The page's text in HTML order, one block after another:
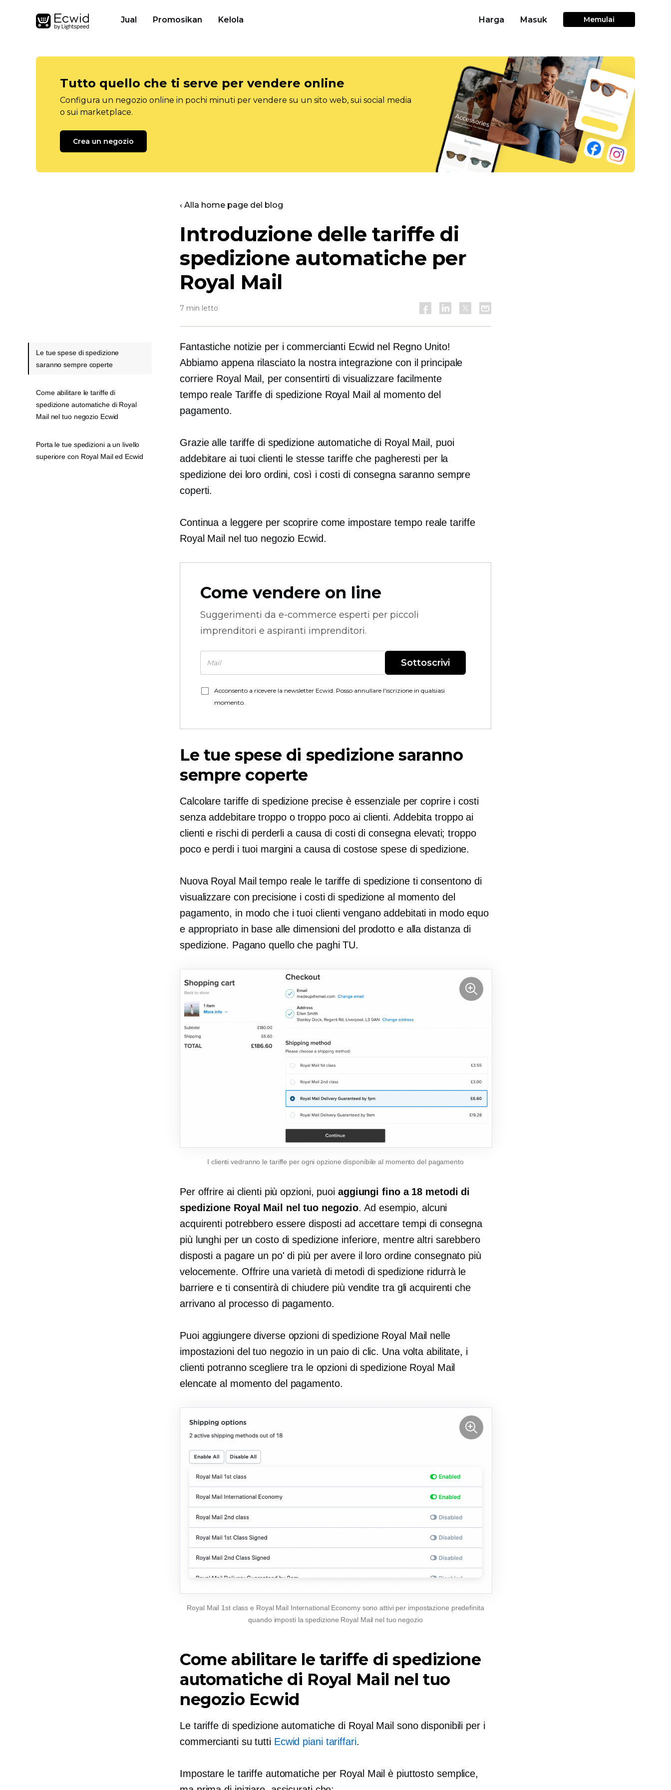
Jual Promosikan Kelola Harga Masuk Memulai
Tutto quello che ti serve per vendere online
Configura un negozio online in pochi minuti per vendere su un sito web, sui social media
o sui marketplace.
Crea un negozio
‹ Alla home page del blog
Introduzione delle tariffe di
spedizione automatiche per
Royal Mail
7 min letto
Fantastiche notizie per i commercianti Ecwid nel Regno Unito!
Abbiamo appena rilasciato la nostra integrazione con il principale
corriere Royal Mail, per consentirti di visualizzare facilmente
tempo realeTariffe di spedizione Royal Mail al momento del
pagamento.
Grazie alle tariffe di spedizione automatiche di Royal Mail, puoi
addebitare ai tuoi clienti le stesse tariffe che pagheresti per la
spedizione dei loro ordini, così i costi di consegna saranno sempre
coperti.
Continua a leggere per scoprire come impostaretempo reale tariffe
Royal Mail nel tuo negozio Ecwid.
Come vendere on line
Suggerimenti da e-commerce esperti per piccoli
imprenditori e aspiranti imprenditori.
Sottoscrivi
Acconsento a ricevere la newsletter Ecwid. Posso annullare l'iscrizione in qualsiasi
momento.
Le tue spese di spedizione saranno
sempre coperte
Calcolare tariffe di spedizione precise è essenziale per coprire i costi
senza addebitare troppo o troppo poco ai clienti. Addebita troppo ai
clienti e rischi di perderli a causa di costi di consegna elevati; troppo
poco e perdi i tuoi margini a causa di costose spese di spedizione.
Nuova Royal Mailtempo reale le tariffe di spedizione ti consentono di
visualizzare con precisione i costi di spedizione al momento del
pagamento, in modo che i tuoi clienti vengano addebitati in modo equo
e appropriato in base alle dimensioni del prodotto e alla distanza di
spedizione. Pagano quello che paghi TU.
I clienti vedranno le tariffe per ogni opzione disponibile al momento del pagamento
Per offrire ai clienti più opzioni, puoi aggiungi fino a 18 metodi di
spedizione Royal Mail nel tuo negozio. Ad esempio, alcuni
acquirenti potrebbero essere disposti ad accettare tempi di consegna
più lunghi per un costo di spedizione inferiore, mentre altri sarebbero
disposti a pagare un po' di più per avere il loro ordine consegnato più
velocemente. Offrire una varietà di metodi di spedizione ridurrà le
barriere e ti consentirà di chiudere più vendite tra gli acquirenti che
arrivano al processo di pagamento.
Puoi aggiungere diverse opzioni di spedizione Royal Mail nelle
impostazioni del tuo negozio in un paio di clic. Una volta abilitate, i
clienti potranno scegliere tra le opzioni di spedizione Royal Mail
elencate al momento del pagamento.
Royal Mail 1st class e Royal Mail International Economy sono attivi per impostazione predefinita
quando imposti la spedizione Royal Mail nel tuo negozio
Come abilitare le tariffe di spedizione
automatiche di Royal Mail nel tuo
negozio Ecwid
Le tariffe di spedizione automatiche di Royal Mail sono disponibili per i
commercianti su tutti Ecwid piani tariffari.
Impostare le tariffe automatiche per Royal Mail è piuttosto semplice,
Le tue spese di spedizione
saranno sempre coperte
Come abilitare le tariffe di
spedizione automatiche di Royal
Mail nel tuo negozio Ecwid
Porta le tue spedizioni a un livello
superiore con Royal Mail ed Ecwid